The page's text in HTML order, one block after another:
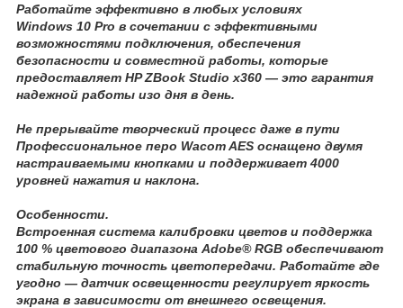
Работайте эффективно в любых условиях
Windows 10 Pro в сочетании с эффективными
возможностями подключения, обеспечения
безопасности и совместной работы, которые
предоставляет HP ZBook Studio x360 — это гарантия
надежной работы изо дня в день.
Не прерывайте творческий процесс даже в пути
Профессиональное перо Wacom AES оснащено двумя
настраиваемыми кнопками и поддерживает 4000
уровней нажатия и наклона.
Особенности.
Встроенная система калибровки цветов и поддержка
100 % цветового диапазона Adobe® RGB обеспечивают
стабильную точность цветопередачи. Работайте где
угодно — датчик освещенности регулирует яркость
экрана в зависимости от внешнего освещения.